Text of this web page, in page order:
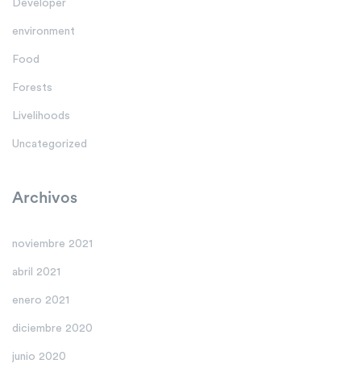
Developer
environment
Food
Forests
Livelihoods
Uncategorized
Archivos
noviembre 2021
abril 2021
enero 2021
diciembre 2020
junio 2020